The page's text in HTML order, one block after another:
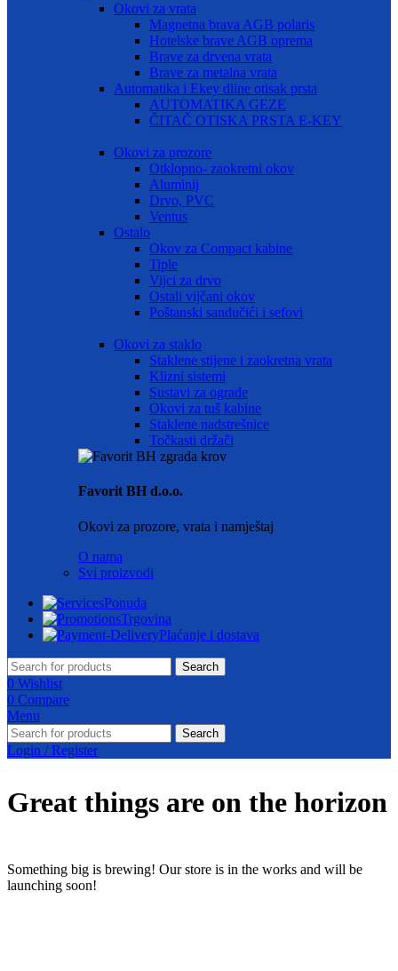
Okovi za vrata
Magnetna brava AGB polaris
Hotelske brave AGB oprema
Brave za drvena vrata
Brave za metalna vrata
Automatika i Ekey dline otisak prsta
AUTOMATIKA GEZE
ČITAČ OTISKA PRSTA E-KEY
Okovi za prozore
Otklopno- zaokretni okov
Aluminij
Drvo, PVC
Ventus
Ostalo
Okov za Compact kabine
Tiple
Vijci za drvo
Ostali vijčani okov
Poštanski sandučići i sefovi
Okovi za staklo
Staklene stijene i zaokretna vrata
Klizni sistemi
Sustavi za ograde
Okovi za tuš kabine
Staklene nadstrešnice
Točkasti držači
Favorit BH d.o.o.
Okovi za prozore, vrata i namještaj
O nama
Svi proizvodi
Ponuda
Trgovina
Plaćanje i dostava
Search
0 Wishlist
0 Compare
Menu
Search
Login / Register
Great things are on the horizon